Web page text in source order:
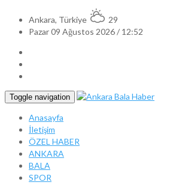
Ankara, Türkiye
29
Pazar 09 Ağustos 2026 / 12:52
Toggle navigation
Anasayfa
İletişim
ÖZEL HABER
ANKARA
BALA
SPOR